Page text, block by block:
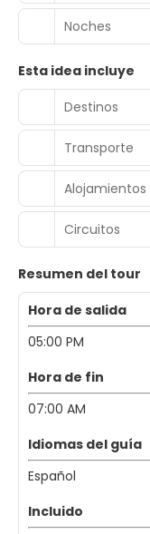
Noches
Esta idea incluye
Destinos
Transporte
Alojamientos
Circuitos
Resumen del tour
Hora de salida
05:00 PM
Hora de fin
07:00 AM
Idiomas del guía
Español
Incluido